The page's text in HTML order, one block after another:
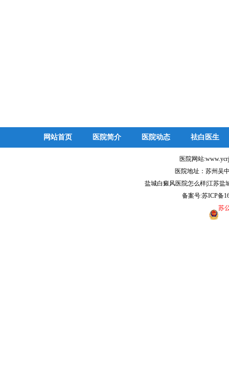
网站首页 医院简介 医院动态 祛白医生
医院网站
医院地址：苏州吴
盐城白癜风医院怎么样|江苏盐
备案号:苏ICP备
苏